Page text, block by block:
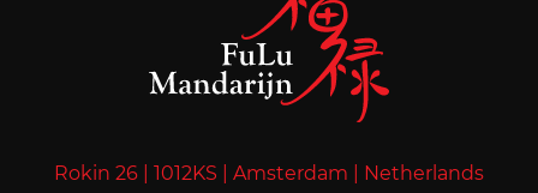
Rokin 26 | 1012KS | Amsterdam | Netherlands